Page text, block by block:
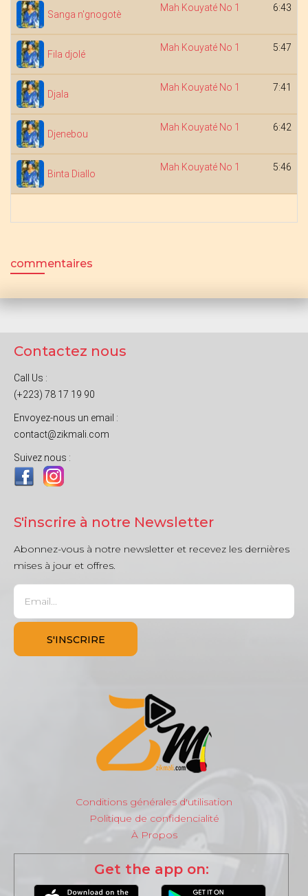
Sanga n'gnogotè
Mah Kouyaté No 1 6:43
Fila djolé
Mah Kouyaté No 1 5:47
Djala
Mah Kouyaté No 1 7:41
Djenebou
Mah Kouyaté No 1 6:42
Binta Diallo
Mah Kouyaté No 1 5:46
commentaires
Contactez nous
Call Us :
(+223) 78 17 19 90
Envoyez-nous un email :
contact@zikmali.com
Suivez nous :
S'inscrire à notre Newsletter
Abonnez-vous à notre newsletter et recevez les dernières
mises à jour et offres.
Conditions générales d'utilisation
Politique de confidencialité
À Propos
Get the app on: